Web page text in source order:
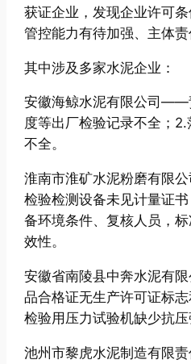
获证企业，发现企业许可
管控能力有待加强、主体责
其中涉及多家水泥企业：
安徽海鲸水泥有限公司——
度等出厂检验记录不全；
不全。
淮南市淮矿水泥粉磨有限
检验检测设备未见计量证
备环境条件、复核人员，
效性。
安徽省南陵县中奔水泥有
品合格证无生产许可证标
检验用压力试验机缺少抗压
池州市黎虎水泥制造有限